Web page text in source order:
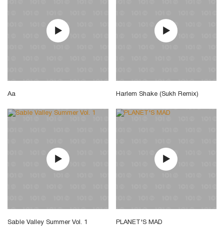
Aa Harlem Shake (Sukh Remix)
Sable Valley Summer Vol. 1 PLANET'S MAD